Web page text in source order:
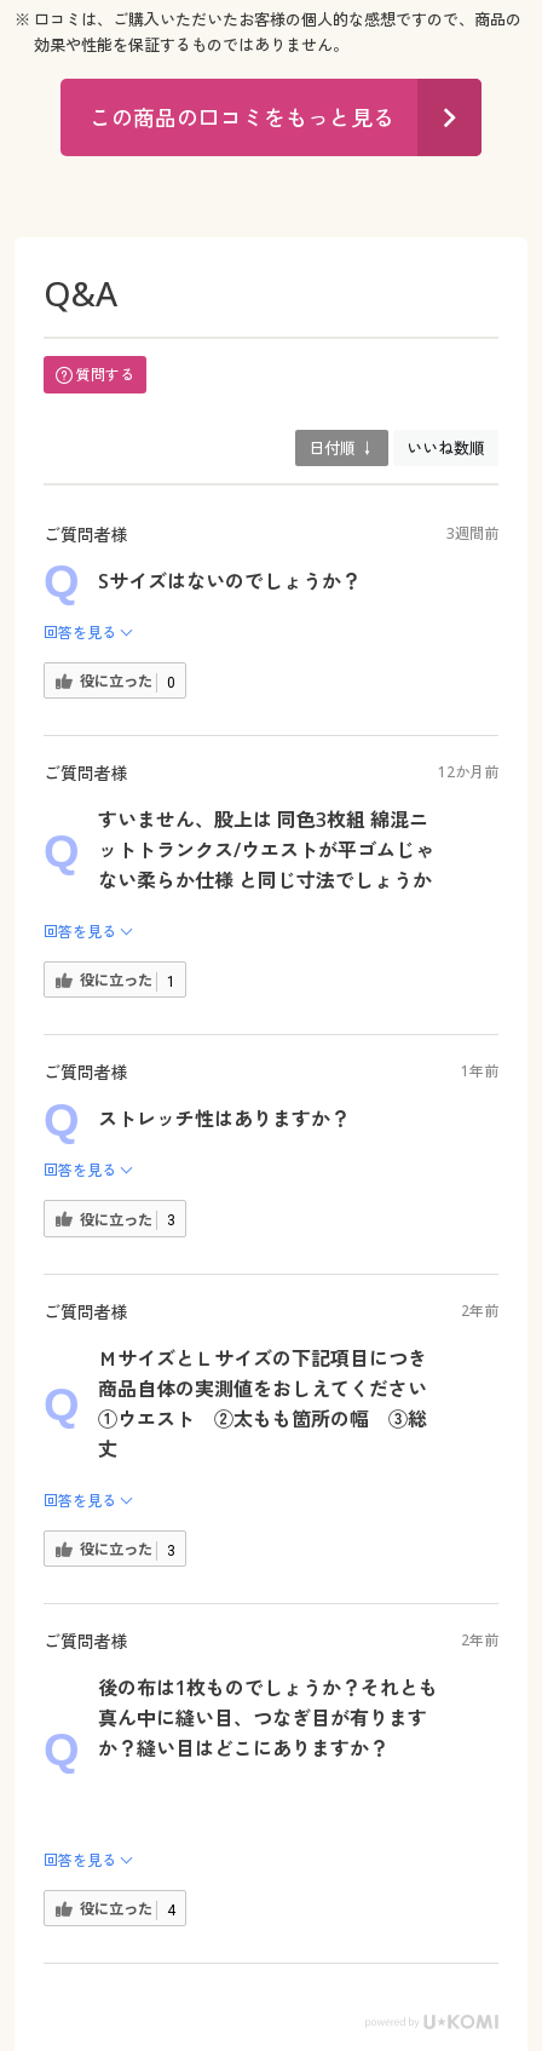
※ 口コミは、ご購入いただいたお客様の個人的な感想ですので、商品の
効果や性能を保証するものではありません。
この商品の口コミをもっと見る
Q&A
質問する
日付順 ↓ いいね数順
ご質問者様 3週間前
Sサイズはないのでしょうか？
回答を見る
役に立った 0
ご質問者様 12か月前
すいません、股上は 同色3枚組 綿混ニ
ットトランクス/ウエストが平ゴムじゃ
ない柔らか仕様 と同じ寸法でしょうか
回答を見る
役に立った 1
ご質問者様 1年前
ストレッチ性はありますか？
回答を見る
役に立った 3
ご質問者様 2年前
ＭサイズとＬサイズの下記項目につき
商品自体の実測値をおしえてください
①ウエスト ②太もも箇所の幅 ③総
丈
回答を見る
役に立った 3
ご質問者様 2年前
後の布は1枚ものでしょうか？それとも
真ん中に縫い目、つなぎ目が有ります
か？縫い目はどこにありますか？
回答を見る
役に立った 4